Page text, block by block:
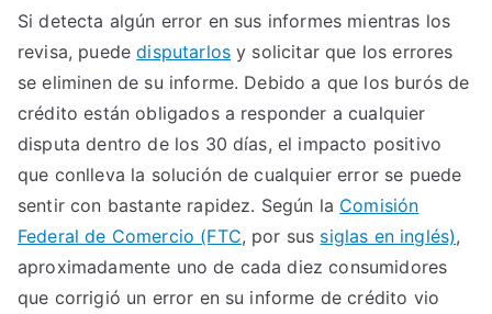
Si detecta algún error en sus informes mientras los
revisa, puededisputarlos y solicitar que los errores
se eliminen de su informe. Debido a que los burós de
crédito están obligados a responder a cualquier
disputa dentro de los 30 días, el impacto positivo
que conlleva la solución de cualquier error se puede
sentir con bastante rapidez. Según la Comisión
Federal de Comercio (FTC, por sus siglas en inglés),
aproximadamente uno de cada diez consumidores
que corrigió un error en su informe de crédito vio